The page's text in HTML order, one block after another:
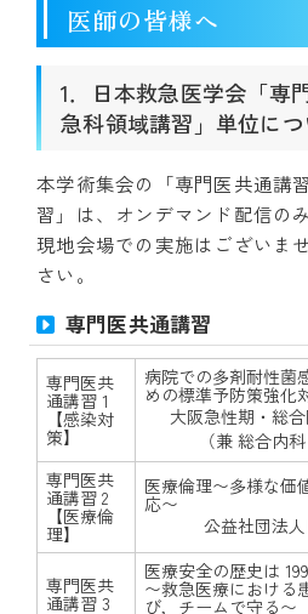
医師の皆様へ
1．日本救急医学会「専
急科領域講習」単位につ
本学術集会の「専門医共通講
習」は、オンデマンド配信のみ
現地会場での実施はございま
さい。
専門医共通講習
専門医共
通講習 1
【感染対
策】
病院での多剤耐性菌
めの標準予防策強化
大阪急性期・総
（兼 総合内
専門医共
通講習 2
【医療倫
理】
医療倫理〜多様な価
応〜
公益社団法
専門医共
通講習 3
医療安全の歴史は
〜救急医療における
び，チームで守る〜